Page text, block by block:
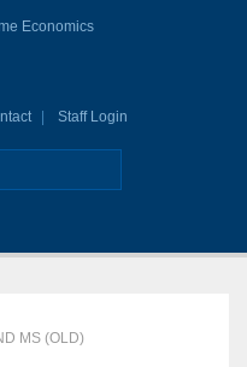
Staff Login
MS (OLD)